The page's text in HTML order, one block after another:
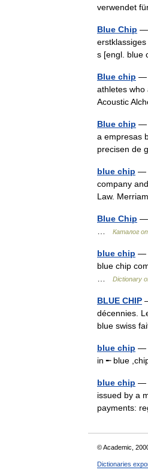
verwendet
Blue Chip —
s [engl.
Blue chip —
athletes who
Acoustic
Blue chip —
a empresas
precisen de
blue chip —
company
Law.
Blue Chip —
Каталог
blue chip —
blue chip
Dictionary
BLUE CHIP
décennies.
blue swiss
blue chip —
in ╾ blue
blue chip —
issued by a
payments:
© Academic,
Dictionaries